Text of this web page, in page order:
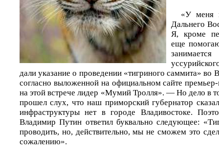
«У меня
Дальнего
Я, кроме
еще
дали указание о проведении «тигриного саммита» во
согласно выложенной на официальном сайте
на этой встрече лидер «Мумий Тролля». — Но дело в
прошел слух, что наш приморский губернатор
инфраструктуры нет в городе Владивостоке.
Владимир Путин ответил буквально следующее:
проводить, но, действительно, мы не сможем это
сожалению».